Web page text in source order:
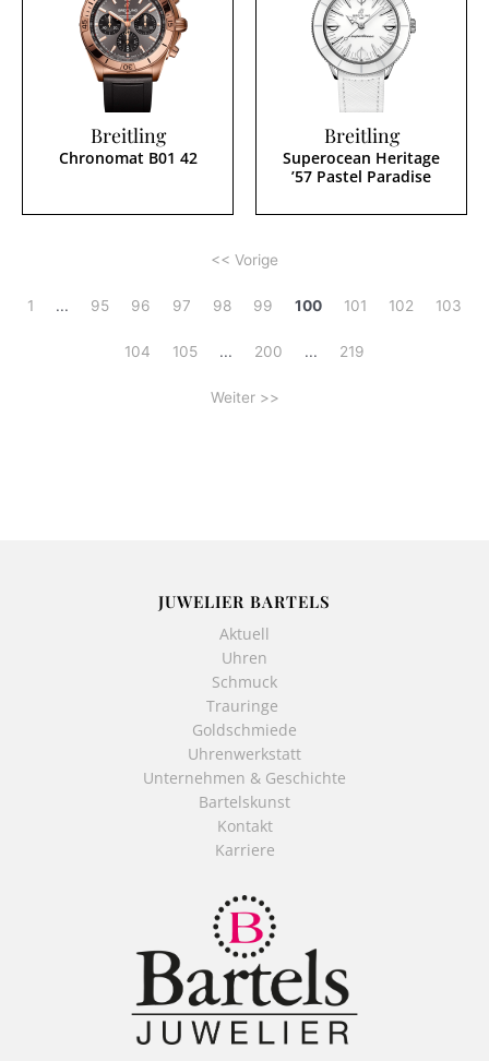
Breitling
Chronomat B01 42
Breitling
Superocean Heritage
’57 Pastel Paradise
<< Vorige
1 ... 95 96 97 98 99 100 101 102 103
104 105 ... 200 ... 219
Weiter >>
JUWELIER BARTELS
Aktuell
Uhren
Schmuck
Trauringe
Goldschmiede
Uhrenwerkstatt
Unternehmen & Geschichte
Bartelskunst
Kontakt
Karriere